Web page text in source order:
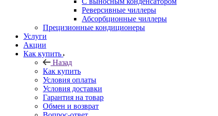
Реверсивные чиллеры
Абсорбционные чиллеры
Прецизионные кондиционеры
Услуги
Акции
Как купить
Назад
Как купить
Условия оплаты
Условия доставки
Гарантия на товар
Обмен и возврат